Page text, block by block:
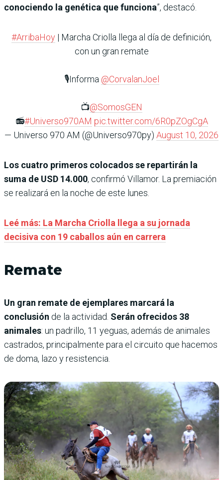
conociendo la genética que funciona”, destacó.
#ArribaHoy | Marcha Criolla llega al día de definición,
con un gran remate
🎙️Informa @CorvalanJoel
📺@SomosGEN
📻#Universo970AM pic.twitter.com/6R0pZOgCgA
— Universo 970 AM (@Universo970py) August 10, 2026
Los cuatro primeros colocados se repartirán la
suma de USD 14.000, confirmó Villamor. La premiación
se realizará en la noche de este lunes.
Leé más: La Marcha Criolla llega a su jornada
decisiva con 19 caballos aún en carrera
Remate
Un gran remate de ejemplares marcará la
conclusión de la actividad. Serán ofrecidos 38
animales: un padrillo, 11 yeguas, además de animales
castrados, principalmente para el circuito que hacemos
de doma, lazo y resistencia.